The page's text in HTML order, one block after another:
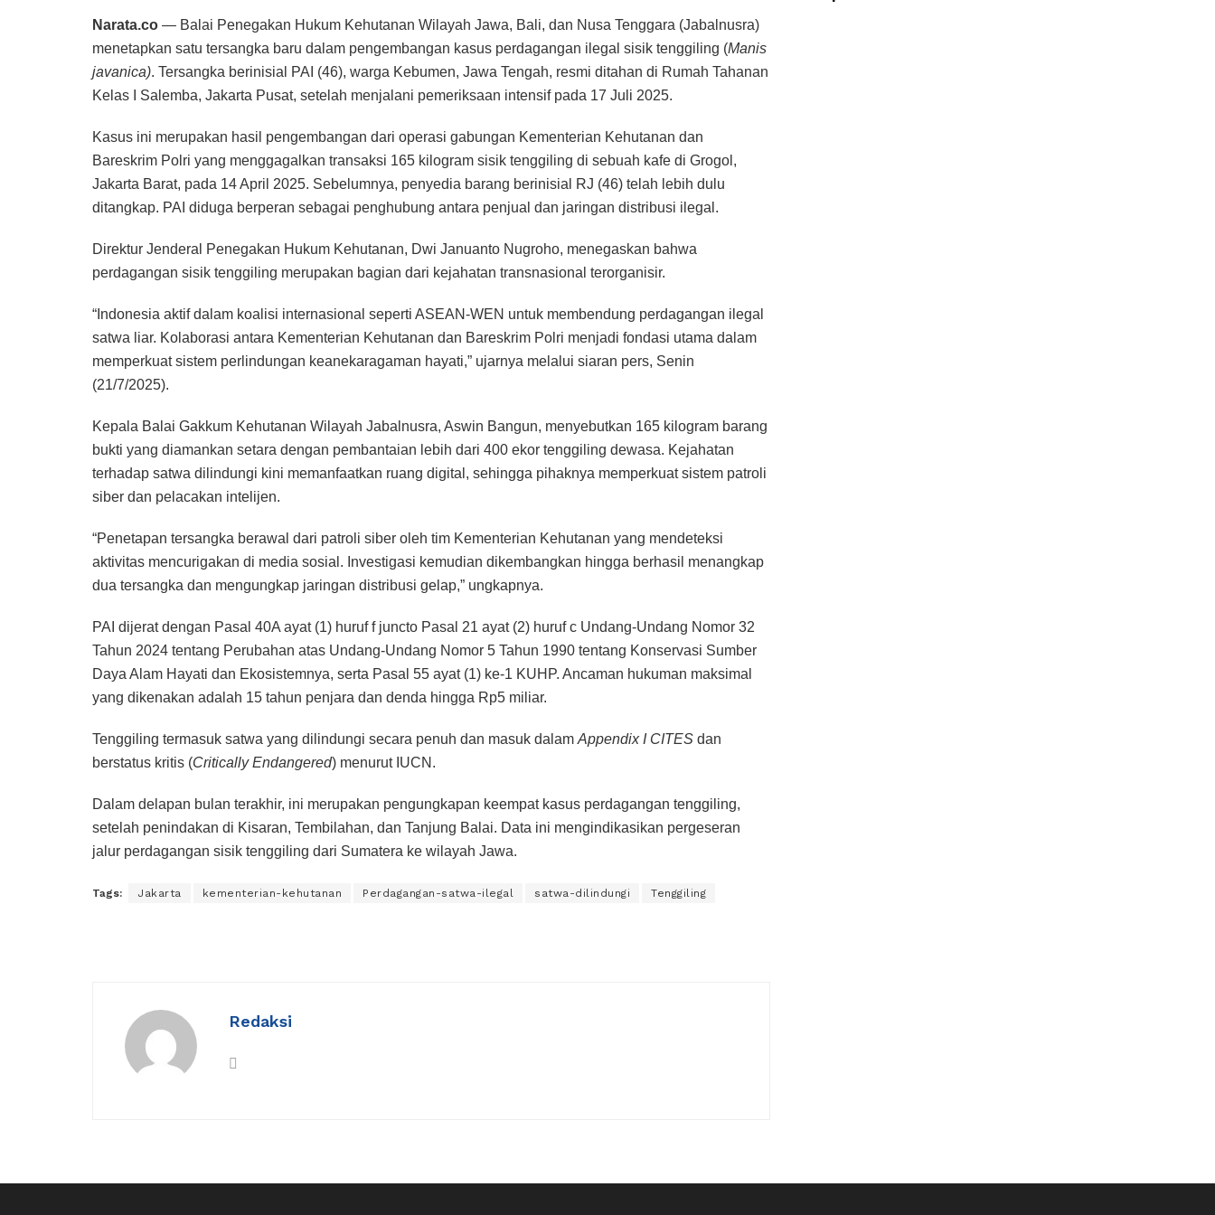
Narata.co — Balai Penegakan Hukum Kehutanan Wilayah Jawa, Bali, dan Nusa Tenggara (Jabalnusra)
menetapkan satu tersangka baru dalam pengembangan kasus perdagangan ilegal sisik tenggiling (Manis
javanica). Tersangka berinisial PAI (46), warga Kebumen, Jawa Tengah, resmi ditahan di Rumah Tahanan
Kelas I Salemba, Jakarta Pusat, setelah menjalani pemeriksaan intensif pada 17 Juli 2025.
Kasus ini merupakan hasil pengembangan dari operasi gabungan Kementerian Kehutanan dan
Bareskrim Polri yang menggagalkan transaksi 165 kilogram sisik tenggiling di sebuah kafe di Grogol,
Jakarta Barat, pada 14 April 2025. Sebelumnya, penyedia barang berinisial RJ (46) telah lebih dulu
ditangkap. PAI diduga berperan sebagai penghubung antara penjual dan jaringan distribusi ilegal.
Direktur Jenderal Penegakan Hukum Kehutanan, Dwi Januanto Nugroho, menegaskan bahwa
perdagangan sisik tenggiling merupakan bagian dari kejahatan transnasional terorganisir.
“Indonesia aktif dalam koalisi internasional seperti ASEAN-WEN untuk membendung perdagangan ilegal
satwa liar. Kolaborasi antara Kementerian Kehutanan dan Bareskrim Polri menjadi fondasi utama dalam
memperkuat sistem perlindungan keanekaragaman hayati,” ujarnya melalui siaran pers, Senin
(21/7/2025).
Kepala Balai Gakkum Kehutanan Wilayah Jabalnusra, Aswin Bangun, menyebutkan 165 kilogram barang
bukti yang diamankan setara dengan pembantaian lebih dari 400 ekor tenggiling dewasa. Kejahatan
terhadap satwa dilindungi kini memanfaatkan ruang digital, sehingga pihaknya memperkuat sistem patroli
siber dan pelacakan intelijen.
“Penetapan tersangka berawal dari patroli siber oleh tim Kementerian Kehutanan yang mendeteksi
aktivitas mencurigakan di media sosial. Investigasi kemudian dikembangkan hingga berhasil menangkap
dua tersangka dan mengungkap jaringan distribusi gelap,” ungkapnya.
PAI dijerat dengan Pasal 40A ayat (1) huruf f juncto Pasal 21 ayat (2) huruf c Undang-Undang Nomor 32
Tahun 2024 tentang Perubahan atas Undang-Undang Nomor 5 Tahun 1990 tentang Konservasi Sumber
Daya Alam Hayati dan Ekosistemnya, serta Pasal 55 ayat (1) ke-1 KUHP. Ancaman hukuman maksimal
yang dikenakan adalah 15 tahun penjara dan denda hingga Rp5 miliar.
Tenggiling termasuk satwa yang dilindungi secara penuh dan masuk dalam Appendix I CITES dan
berstatus kritis (Critically Endangered) menurut IUCN.
Dalam delapan bulan terakhir, ini merupakan pengungkapan keempat kasus perdagangan tenggiling,
setelah penindakan di Kisaran, Tembilahan, dan Tanjung Balai. Data ini mengindikasikan pergeseran
jalur perdagangan sisik tenggiling dari Sumatera ke wilayah Jawa.
Tags: Jakarta kementerian-kehutanan Perdagangan-satwa-ilegal satwa-dilindungi Tenggiling
Redaksi